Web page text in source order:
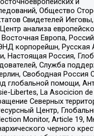
Общество
Свидетелей Иеговы,
анализа
Европа,
корпорейшн, Русская
Настоящая Россия,
Служба
Свободная Россия
глобальной помощи,
Libertes, La Asocicion
Северных
Центр,
Monitor, Article 19,
черного